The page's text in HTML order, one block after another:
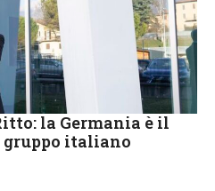
la Germania è il
gruppo italiano